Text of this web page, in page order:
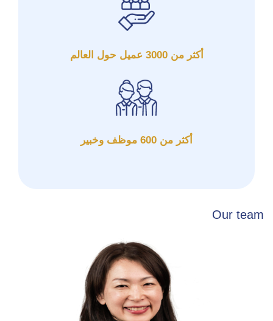
أكثر من 3000 عميل حول العالم
أكثر من 600 موظف وخبير
Our team